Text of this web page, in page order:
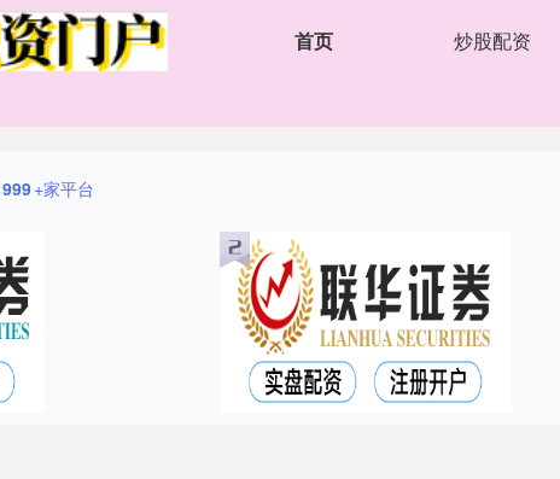
首页 炒股配资
999+家平台